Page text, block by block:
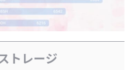
トレージ